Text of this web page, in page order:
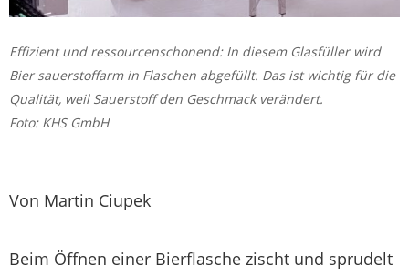
Effizient und ressourcenschonend: In diesem Glasfüller wird
Bier sauerstoffarm in Flaschen abgefüllt. Das ist wichtig für die
Qualität, weil Sauerstoff den Geschmack verändert.
Foto: KHS GmbH
Von Martin Ciupek
Beim Öffnen einer Bierflasche zischt und sprudelt